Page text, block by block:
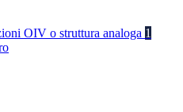
OIV o struttura analoga 1